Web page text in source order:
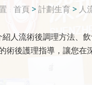
首頁 >計劃生育> 人
人流術後調理方法、
後護理指導，讓您在